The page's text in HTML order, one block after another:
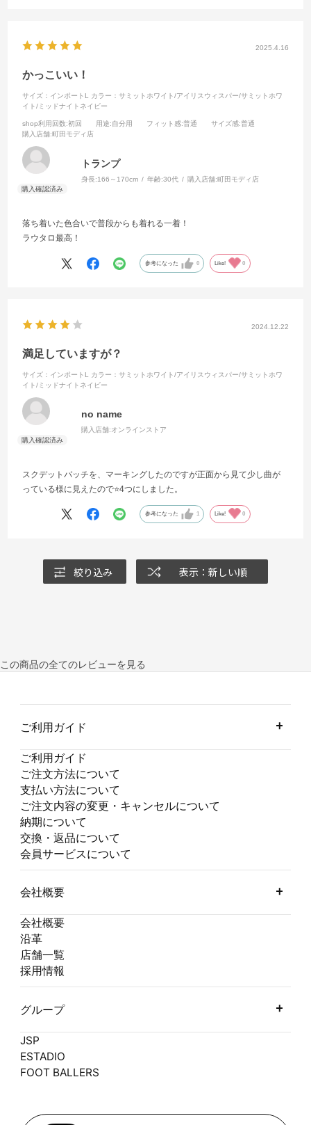
2025.4.16
かっこいい！
サイズ：インポートL カラー：サミットホワイト/アイリスウィスパー/サミットホワ
イト/ミッドナイトネイビー
shop利用回数:初回 用途:自分用 フィット感:普通 サイズ感:普通
購入店舗:町田モディ店
トランプ
身長:166～170cm 年齢:30代 購入店舗:町田モディ店
落ち着いた色合いで普段からも着れる一着！
ラウタロ最高！
参考になった 0 Like! 0
2024.12.22
満足していますが？
サイズ：インポートL
カラー：サミットホワイト/アイリスウィスパー/サミットホワ
イト/ミッドナイトネイビー
no name
購入店舗:オンラインストア
スクデットバッチを、マーキングしたのですが正面から見て少し曲が
っている様に見えたので⭐️4つにしました。
参考になった 1 Like! 0
絞り込み 表示：新しい順
この商品の全てのレビューを見る
ご利用ガイド
ご利用ガイド
ご注文方法について
支払い方法について
ご注文内容の変更・キャンセルについて
納期について
交換・返品について
会員サービスについて
会社概要
会社概要
沿革
店舗一覧
採用情報
グループ
JSP
ESTADIO
FOOT BALLERS